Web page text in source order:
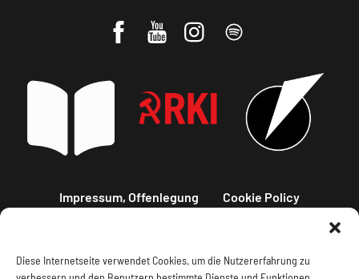
Diese Internetseite verwendet Cookies, um die Nutzererfahrung zu
Impressum, Offenlegung Cookie Policy